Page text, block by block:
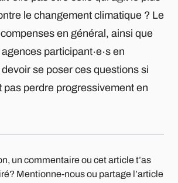
le changement climatique ? Le
en général, ainsi que
agences participant∙e∙s en
se poser ces questions si
pas perdre progressivement en
un commentaire ou cet article t’as
Mentionne-nous ou partage l’article